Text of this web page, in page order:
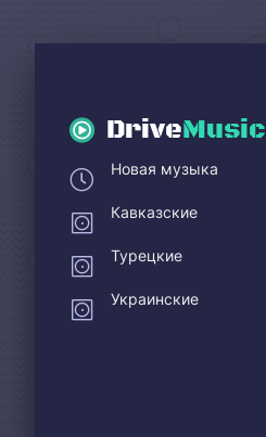
DriveMusic
Новая музыка
Кавказские
Турецкие
Украинские